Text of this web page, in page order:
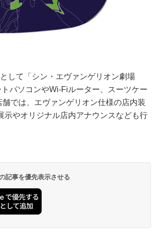
して「シン・エヴァンゲリオン劇場
パソコンやWi-Fiルーター、スーツケー
では、エヴァンゲリオン仕様の店内装
やオリジナル店内アナウンスなども行
記事を優先表示させる